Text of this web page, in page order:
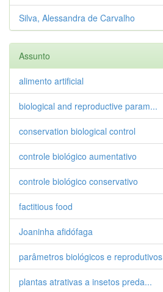
Silva, Alessandra de Carvalho
Assunto
alimento artificial
biological and reproductive param...
conservation biological control
controle biológico aumentativo
controle biológico conservativo
factitious food
Joaninha afidófaga
parâmetros biológicos e reprodutivos
plantas atrativas a insetos preda...